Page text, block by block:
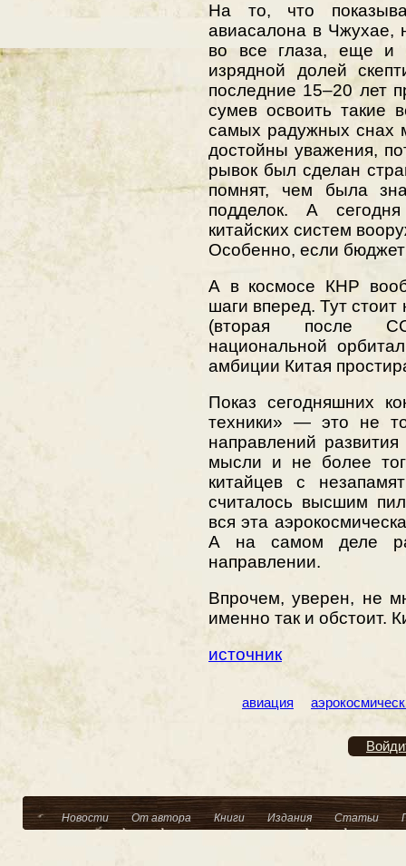
На то, что
авиасалона в Чжухае,
во все глаза, еще и
изрядной долей
последние 15–20 лет
сумев освоить такие
самых радужных снах
достойны уважения,
рывок был сделан
помнят, чем была
подделок. А
китайских систем
Особенно, если
А в космосе КНР
шаги вперед. Тут стоит
(вторая после
национальной
амбиции Китая
Показ сегодняшних
техники» — это не
направлений
мысли и не более
китайцев с
считалось высшим
вся эта
А на самом деле
направлении.
Впрочем, уверен, не
именно так и обстоит.
источник
авиация
Новости От автора Книги Издания Статьи